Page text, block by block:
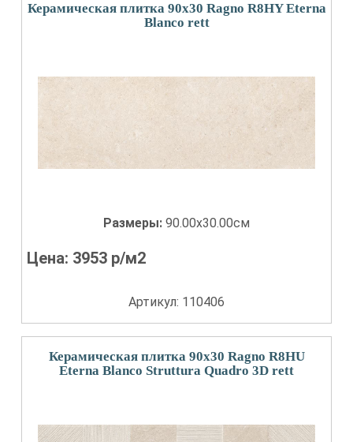
Керамическая плитка 90x30 Ragno R8HY Eterna
Blanco rett
Размеры: 90.00x30.00см
Цена: 3953 р/м2
Артикул: 110406
Керамическая плитка 90x30 Ragno R8HU
Eterna Blanco Struttura Quadro 3D rett